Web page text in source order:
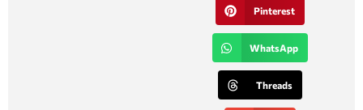
Pinterest
WhatsApp
Threads